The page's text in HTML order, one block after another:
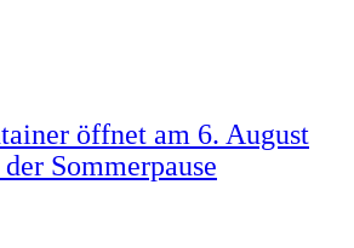
öffnet am 6. August
Sommerpause